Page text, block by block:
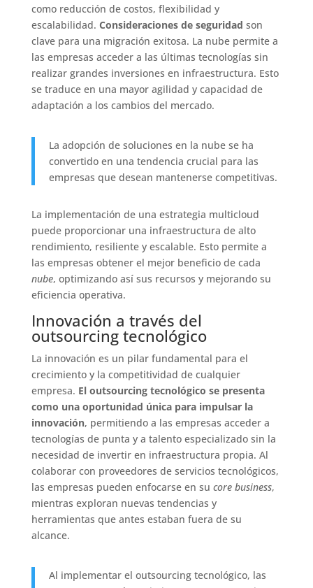
como reducción de costos, flexibilidad y
escalabilidad. Consideraciones de seguridad son
clave para una migración exitosa. La nube permite a
las empresas acceder a las últimas tecnologías sin
realizar grandes inversiones en infraestructura. Esto
se traduce en una mayor agilidad y capacidad de
adaptación a los cambios del mercado.
La adopción de soluciones en la nube se ha
convertido en una tendencia crucial para las
empresas que desean mantenerse competitivas.
La implementación de una estrategia multicloud
puede proporcionar una infraestructura de alto
rendimiento, resiliente y escalable. Esto permite a
las empresas obtener el mejor beneficio de cada
nube, optimizando así sus recursos y mejorando su
eficiencia operativa.
Innovación a través del
outsourcing tecnológico
La innovación es un pilar fundamental para el
crecimiento y la competitividad de cualquier
empresa. El outsourcing tecnológico se presenta
como una oportunidad única para impulsar la
innovación, permitiendo a las empresas acceder a
tecnologías de punta y a talento especializado sin la
necesidad de invertir en infraestructura propia. Al
colaborar con proveedores de servicios tecnológicos,
las empresas pueden enfocarse en su core business,
mientras exploran nuevas tendencias y
herramientas que antes estaban fuera de su
alcance.
Al implementar el outsourcing tecnológico, las